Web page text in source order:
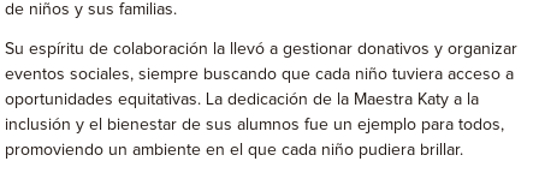
de niños y sus familias.
Su espíritu de colaboración la llevó a gestionar donativos y organizar
eventos sociales, siempre buscando que cada niño tuviera acceso a
oportunidades equitativas. La dedicación de la Maestra Katy a la
inclusión y el bienestar de sus alumnos fue un ejemplo para todos,
promoviendo un ambiente en el que cada niño pudiera brillar.